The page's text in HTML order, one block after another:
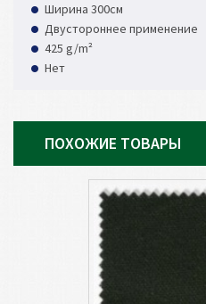
Ширина 300см
Двустороннее применение
425 g/m²
Нет
ПОХОЖИЕ ТОВАРЫ